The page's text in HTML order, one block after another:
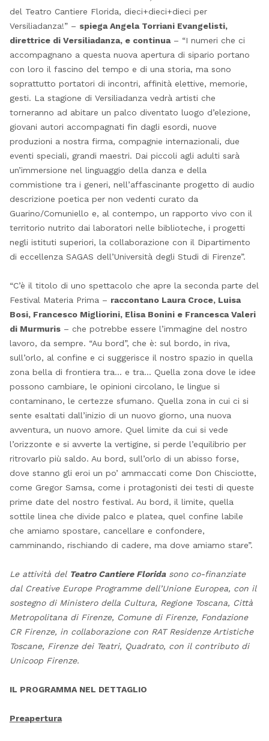
del Teatro Cantiere Florida, dieci+dieci+dieci per
Versiliadanza!” – spiega Angela Torriani Evangelisti,
direttrice di Versiliadanza, e continua– “I numeri che ci
accompagnano a questa nuova apertura di sipario portano
con loro il fascino del tempo e di una storia, ma sono
soprattutto portatori di incontri, affinità elettive, memorie,
gesti. La stagione di Versiliadanza vedrà artisti che
torneranno ad abitare un palco diventato luogo d’elezione,
giovani autori accompagnati fin dagli esordi, nuove
produzioni a nostra firma, compagnie internazionali, due
eventi speciali, grandi maestri. Dai piccoli agli adulti sarà
un’immersione nel linguaggio della danza e della
commistione tra i generi, nell’affascinante progetto di audio
descrizione poetica per non vedenti curato da
Guarino/Comuniello e, al contempo, un rapporto vivo con il
territorio nutrito dai laboratori nelle biblioteche, i progetti
negli istituti superiori, la collaborazione con il Dipartimento
di eccellenza SAGAS dell’Università degli Studi di Firenze”.
“C’è il titolo di uno spettacolo che apre la seconda parte del
Festival Materia Prima – raccontano Laura Croce, Luisa
Bosi, Francesco Migliorini, Elisa Bonini e Francesca Valeri
di Murmuris– che potrebbe essere l’immagine del nostro
lavoro, da sempre. “Au bord”, che è: sul bordo, in riva,
sull’orlo, al confine e ci suggerisce il nostro spazio in quella
zona bella di frontiera tra… e tra… Quella zona dove le idee
possono cambiare, le opinioni circolano, le lingue si
contaminano, le certezze sfumano. Quella zona in cui ci si
sente esaltati dall’inizio di un nuovo giorno, una nuova
avventura, un nuovo amore. Quel limite da cui si vede
l’orizzonte e si avverte la vertigine, si perde l’equilibrio per
ritrovarlo più saldo. Au bord, sull’orlo di un abisso forse,
dove stanno gli eroi un po’ ammaccati come Don Chisciotte,
come Gregor Samsa, come i protagonisti dei testi di queste
prime date del nostro festival. Au bord, il limite, quella
sottile linea che divide palco e platea, quel confine labile
che amiamo spostare, cancellare e confondere,
camminando, rischiando di cadere, ma dove amiamo stare”.
Le attività del Teatro Cantiere Floridasono co-finanziate
dal Creative Europe Programme dell’Unione Europea, con il
sostegno di Ministero della Cultura, Regione Toscana, Città
Metropolitana di Firenze, Comune di Firenze, Fondazione
CR Firenze, in collaborazione con RAT Residenze Artistiche
Toscane, Firenze dei Teatri, Quadrato, con il contributo di
Unicoop Firenze.
IL PROGRAMMA NEL DETTAGLIO
Preapertura